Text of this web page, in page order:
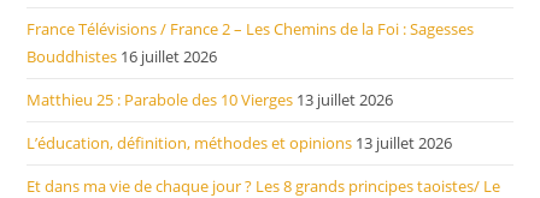
France Télévisions / France 2 – Les Chemins de la Foi : Sagesses
Bouddhistes 16 juillet 2026
Matthieu 25 : Parabole des 10 Vierges 13 juillet 2026
L’éducation, définition, méthodes et opinions 13 juillet 2026
Et dans ma vie de chaque jour ? Les 8 grands principes taoistes/ Le